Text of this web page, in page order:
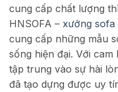
cung cấp chất lượng
HNSOFA – xưởng sofa
cung cấp những mẫu
sống hiện đại. Với
tập trung vào sự hài
đã tạo dựng được uy